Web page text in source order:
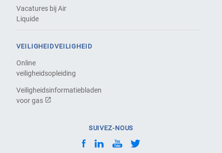
Vacatures bij Air
Liquide
VEILIGHEIDVEILIGHEID
Online
veiligheidsopleiding
Veiligheidsinformatiebladen
voor gas
SUIVEZ-NOUS